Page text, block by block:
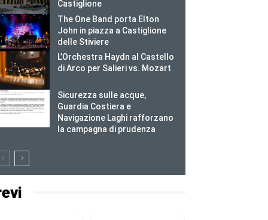
Castiglione
The One Band porta Elton
John in piazza a Castiglione
delle Stiviere
L’Orchestra Haydn al Castello
di Arco per Salieri vs. Mozart
Sicurezza sulle acque,
Guardia Costiera e
Navigazione Laghi rafforzano
la campagna di prudenza